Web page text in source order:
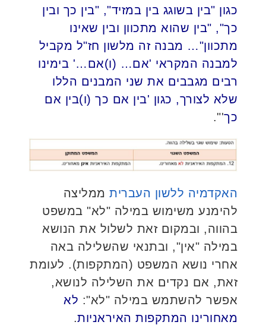
כגון "בין בשוגג בין במזיד", "בין כך ובין
כך", "בין שהוא מתכוון ובין שאינו
מתכוון"… מבנה זה מלשון חז"ל מקביל
למבנה המקראי 'אם… (ו)אם…' בימינו
רבים מגבבים את שני המבנים הללו
שלא לצורך, כגון 'בין אם כך (ו)בין אם
כך'".
האקדמיה ללשון העברית ממליצה
להימנע משימוש במילה "לא" במשפט
בהווה, ובמקום זאת לשלול את הנושא
במילה "אין", ובתנאי שהשלילה באה
אחרי נושא המשפט (המתקפות). לעומת
זאת, אם נקדים את השלילה לנושא,
אפשר להשתמש במילה "לא": לא
מאחורינו המתקפות האיראניות.